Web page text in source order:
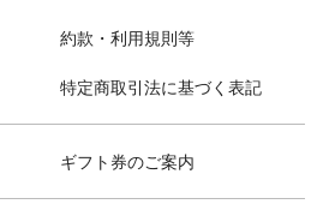
約款・利用規則等
特定商取引法に基づく表記
ギフト券のご案内